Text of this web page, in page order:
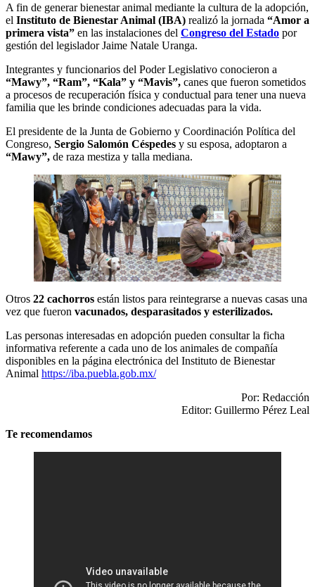
A fin de generar bienestar animal mediante la cultura de la adopción,
el Instituto de Bienestar Animal (IBA) realizó la jornada “Amor a
primera vista” en las instalaciones del Congreso del Estado por
gestión del legislador Jaime Natale Uranga.
Integrantes y funcionarios del Poder Legislativo conocieron a
“Mawy”, “Ram”, “Kala” y “Mavis”, canes que fueron sometidos
a procesos de recuperación física y conductual para tener una nueva
familia que les brinde condiciones adecuadas para la vida.
El presidente de la Junta de Gobierno y Coordinación Política del
Congreso, Sergio Salomón Céspedes y su esposa, adoptaron a
“Mawy”, de raza mestiza y talla mediana.
Otros 22 cachorros están listos para reintegrarse a nuevas casas una
vez que fueron vacunados, desparasitados y esterilizados.
Las personas interesadas en adopción pueden consultar la ficha
informativa referente a cada uno de los animales de compañía
disponibles en la página electrónica del Instituto de Bienestar
Animal https://iba.puebla.gob.mx/
Por: Redacción
Editor: Guillermo Pérez Leal
Te recomendamos